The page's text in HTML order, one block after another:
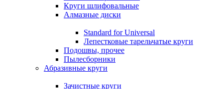
Круги шлифовальные
Алмазные диски
Standard for Universal
Лепестковые тарельчатые круги
Подошвы, прочее
Пылесборники
Абразивные круги
Зачистные круги